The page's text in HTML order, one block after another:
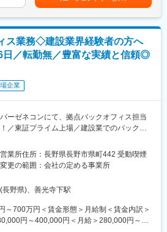
ト体制が整っており、業務に応じて丁寧な
す。
を持ち、国内外で多彩な建設事業を展開。
すい環境で長期的な成長が目指せます。
業務、経理業務など様々な業務をおまかせ
に仕事の幅を限定せずに幅広い業務ができ
での中心人物（将来の管理職候補）として
りますので、受け身ではなく能動的かつ主
、幅広い世代の方が在籍しています。
ススメの環境です◎
リング会社。
は16.5年。財務の健全性を示す自己資本比
ス業務◇建設業界経験者の方へ
日／転勤無／豊富な実績と信頼◎
場企業
ーゼネコンにて、拠点バックオフィス担当
／東証プライム上場／建設業でのバックオ
定める業務】
担当する現場事務業務全般の補助をお任せ
などの事務業務を担当していただきます。
て指導しますので、当初から単独で対応さ
業所住所：長野県長野市県町442 受動喫煙
更の範囲：会社の定める事業所
野県)、善光寺下駅
～700万円＜賃金形態＞月給制＜賃金内訳＞
円～400,000円＜月給＞280,000円～